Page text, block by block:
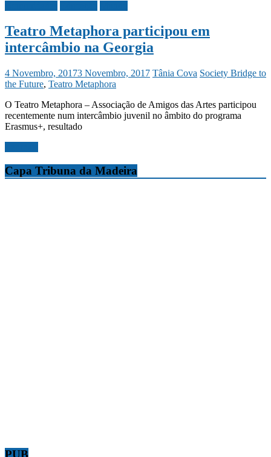
Teatro Metaphora participou em
intercâmbio na Georgia
4 Novembro, 20173 Novembro, 2017 Tânia Cova Society Bridge to
the Future, Teatro Metaphora
O Teatro Metaphora – Associação de Amigos das Artes participou
recentemente num intercâmbio juvenil no âmbito do programa
Erasmus+, resultado
Capa Tribuna da Madeira
PUB